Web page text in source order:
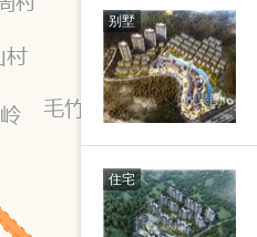
效果图
别墅
住宅